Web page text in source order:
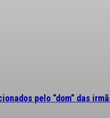
pelo “dom” das